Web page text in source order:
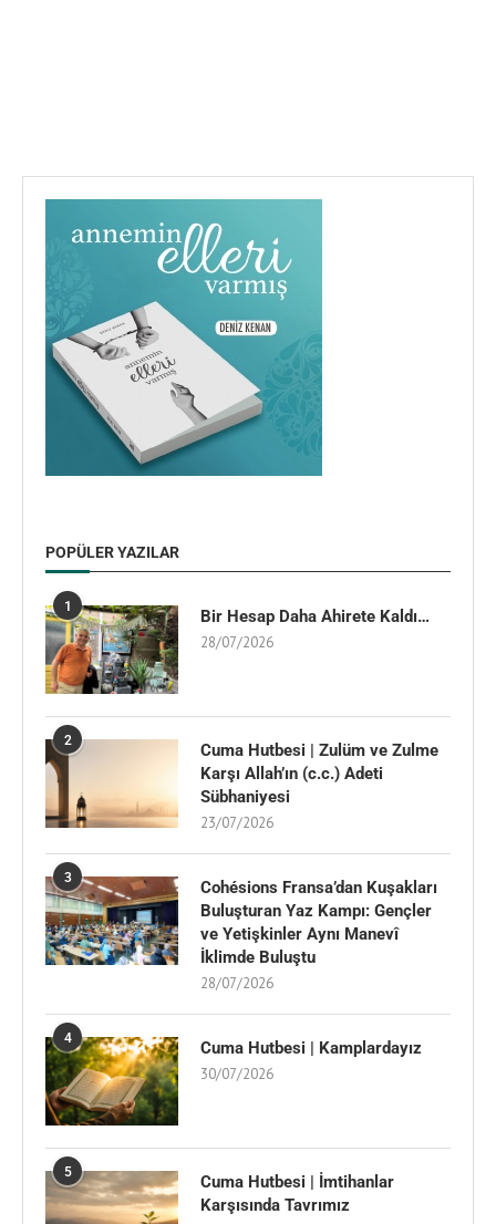
POPÜLER YAZILAR
1 Bir Hesap Daha Ahirete Kaldı…
28/07/2026
2
Cuma Hutbesi | Zulüm ve Zulme
Karşı Allah’ın (c.c.) Adeti
Sübhaniyesi
23/07/2026
3
Cohésions Fransa’dan Kuşakları
Buluşturan Yaz Kampı: Gençler
ve Yetişkinler Aynı Manevî
İklimde Buluştu
28/07/2026
4 Cuma Hutbesi | Kamplardayız
30/07/2026
5
Cuma Hutbesi | İmtihanlar
Karşısında Tavrımız